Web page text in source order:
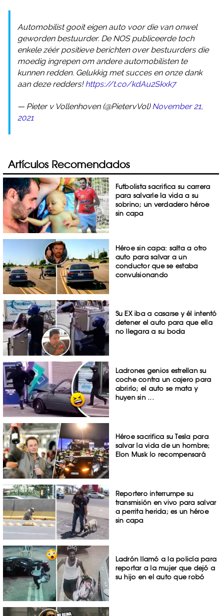
Automobilist gooit eigen auto voor die van onwel
geworden bestuurder. De NOS publiceerde toch
enkele zéér positieve berichten over bestuurders die
moedig ingrepen om andere automobilisten te
kunnen redden. Gelukkig met succes en onze dank
aan deze redders!https://t.co/kdAu2Skxk7
— Pieter v Vollenhoven (@PietervVol)November 21,
2021
Artículos Recomendados
Futbolista sacrifica su carrera
para salvarle la vida a su
sobrino; un verdadero héroe
sin capa
Héroe sin capa: salta a otro
auto para salvar a un
conductor que se estaba
convulsionando
Su EX iba a casarse y él intentó
detener el auto para que ella
no llegara a su boda
Ladrones genios estrellan su
coche contra un cajero para
abrirlo; el auto se mata y
huyen sin ...
Héroe sacrifica su Tesla para
salvar la vida de un hombre;
Elon Musk lo recompensará
Reportero interrumpe su
transmisión en vivo para salvar
a perrita herida; es un héroe
sin capa
Ladrón llamó a la policía para
reportar a la mujer que dejó a
su hijo en el auto que robó